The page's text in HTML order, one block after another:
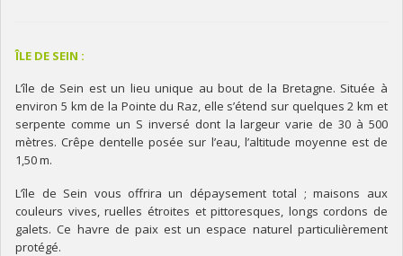
ÎLE DE SEIN :
L’île de Sein est un lieu unique au bout de la Bretagne. Située à
environ 5 km de la Pointe du Raz, elle s’étend sur quelques 2 km et
serpente comme un S inversé dont la largeur varie de 30 à 500
mètres. Crêpe dentelle posée sur l’eau, l’altitude moyenne est de
1,50 m.
L’île de Sein vous offrira un dépaysement total ; maisons aux
couleurs vives, ruelles étroites et pittoresques, longs cordons de
galets. Ce havre de paix est un espace naturel particulièrement
protégé.